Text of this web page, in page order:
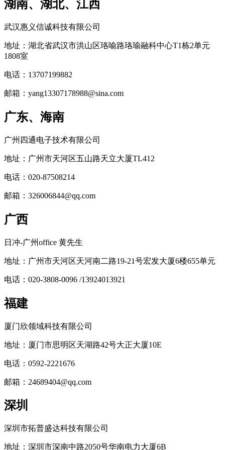
湖南、湖北、江西
武汉惠义信诚科技有限公司
地址：湖北省武汉市洪山区珞喻路珞瑜融科中心T1栋2单元
1808室
电话：13707199882
邮箱：yang13307178988@sina.com
广东、海南
广州四通电子技术有限公司
地址：广州市天河区五山路天立大厦TL412
电话：020-87508214
邮箱：326006844@qq.com
广西
日冲-广州office 黄先生
地址：广州市天河区天河南二路19-21号宏发大厦6楼655单元
电话：020-3808-0096 /13924013921
福建
厦门欣领域科技有限公司
地址：厦门市思明区天湖路42号大正大厦10E
电话：0592-2221676
邮箱：24689404@qq.com
深圳
深圳市拓普盛达科技有限公司
地址：深圳市深南中路2050号华南电力大厦6B